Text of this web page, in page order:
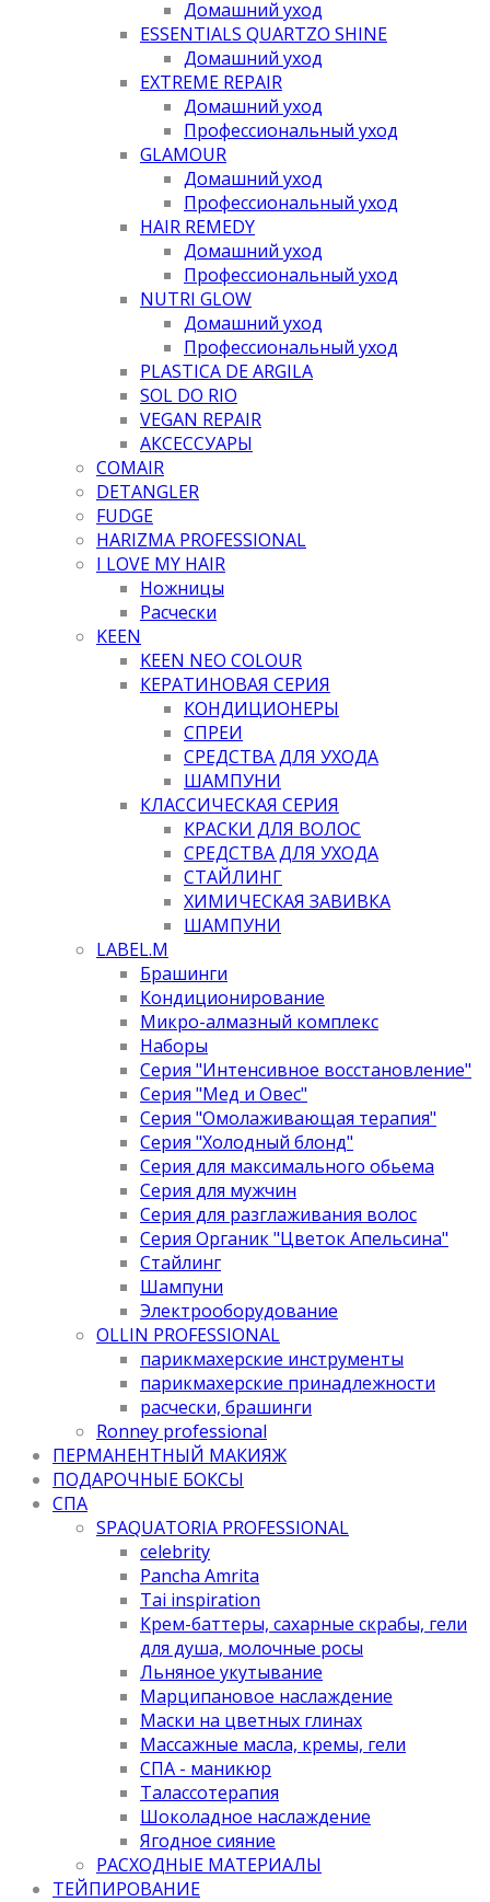
Домашний уход
ESSENTIALS QUARTZO SHINE
Домашний уход
EXTREME REPAIR
Домашний уход
Профессиональный уход
GLAMOUR
Домашний уход
Профессиональный уход
HAIR REMEDY
Домашний уход
Профессиональный уход
NUTRI GLOW
Домашний уход
Профессиональный уход
PLASTICA DE ARGILA
SOL DO RIO
VEGAN REPAIR
АКСЕССУАРЫ
COMAIR
DETANGLER
FUDGE
HARIZMA PROFESSIONAL
I LOVE MY HAIR
Ножницы
Расчески
KEEN
KEEN NEO COLOUR
КЕРАТИНОВАЯ СЕРИЯ
КОНДИЦИОНЕРЫ
СПРЕИ
СРЕДСТВА ДЛЯ УХОДА
ШАМПУНИ
КЛАССИЧЕСКАЯ СЕРИЯ
КРАСКИ ДЛЯ ВОЛОС
СРЕДСТВА ДЛЯ УХОДА
СТАЙЛИНГ
ХИМИЧЕСКАЯ ЗАВИВКА
ШАМПУНИ
LABEL.M
Брашинги
Кондиционирование
Микро-алмазный комплекс
Наборы
Серия "Интенсивное восстановление"
Серия "Мед и Овес"
Серия "Омолаживающая терапия"
Серия "Холодный блонд"
Серия для максимального обьема
Серия для мужчин
Серия для разглаживания волос
Серия Органик "Цветок Апельсина"
Стайлинг
Шампуни
Электрооборудование
OLLIN PROFESSIONAL
парикмахерские инструменты
парикмахерские принадлежности
расчески, брашинги
Ronney professional
ПЕРМАНЕНТНЫЙ МАКИЯЖ
ПОДАРОЧНЫЕ БОКСЫ
СПА
SPAQUATORIA PROFESSIONAL
celebrity
Pancha Amrita
Tai inspiration
Крем-баттеры, сахарные скрабы, гели
для душа, молочные росы
Льняное укутывание
Марципановое наслаждение
Маски на цветных глинах
Массажные масла, кремы, гели
СПА - маникюр
Талассотерапия
Шоколадное наслаждение
Ягодное сияние
РАСХОДНЫЕ МАТЕРИАЛЫ
ТЕЙПИРОВАНИЕ